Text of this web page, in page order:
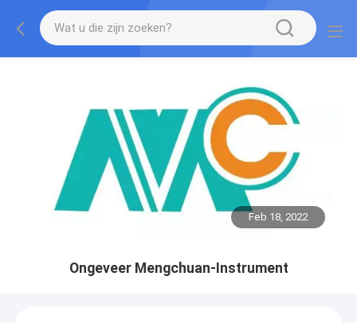
Feb 18, 2022
Ongeveer Mengchuan-Instrument